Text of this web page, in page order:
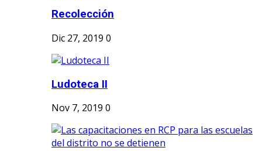
Recolección
Dic 27, 2019 0
Ludoteca II
Nov 7, 2019 0